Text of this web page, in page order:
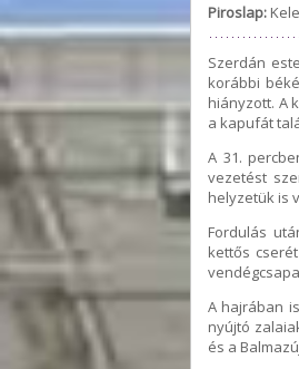
Piroslap:
Szerdán
korábbi
hiányzott. A
a kapufát
A 31.
vezetést
helyzetük is
Fordulás
kettős
A hajrában
nyújtó
és a